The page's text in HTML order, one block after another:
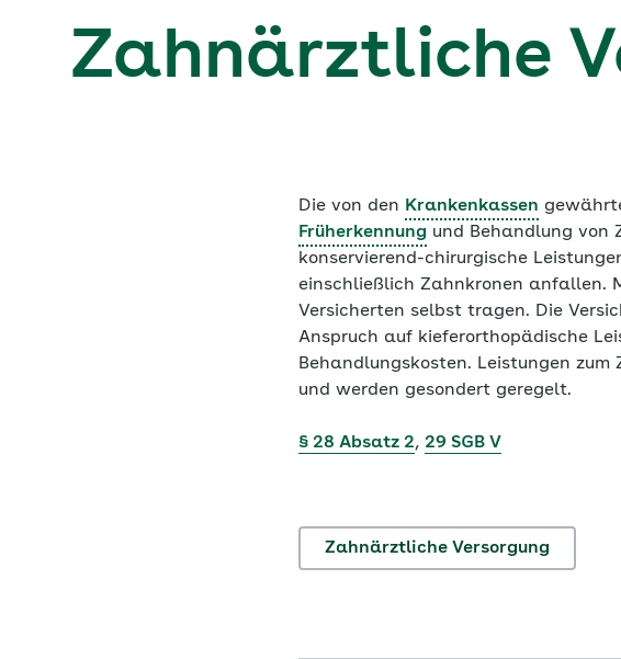
Zahnärztliche
Die von den Krankenkassen
Früherkennung und Behandlung von
konservierend-chirurgische
einschließlich Zahnkronen anfallen.
Versicherten selbst tragen. Die
Anspruch auf kieferorthopädische
Behandlungskosten. Leistungen
und werden gesondert geregelt.
§ 28 Absatz 2, 29 SGB V
Zahnärztliche Versorgung